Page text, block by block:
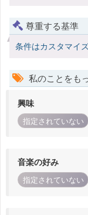
尊重する基準
条件はカスタマイ
私のことをも
興味
指定されていない
音楽の好み
指定されていない